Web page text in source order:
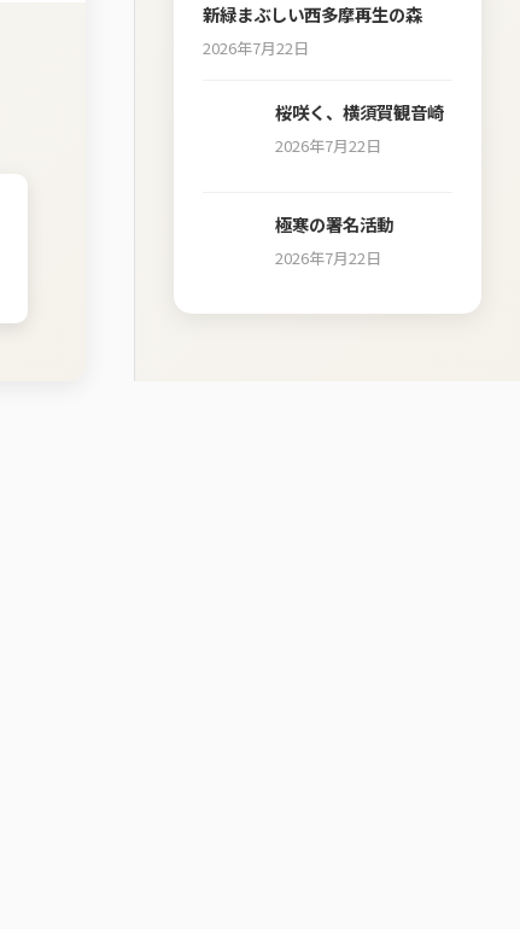
新緑まぶしい西多摩再生の森
2026年7月22日
桜咲く、横須賀観音崎
2026年7月22日
極寒の署名活動
2026年7月22日